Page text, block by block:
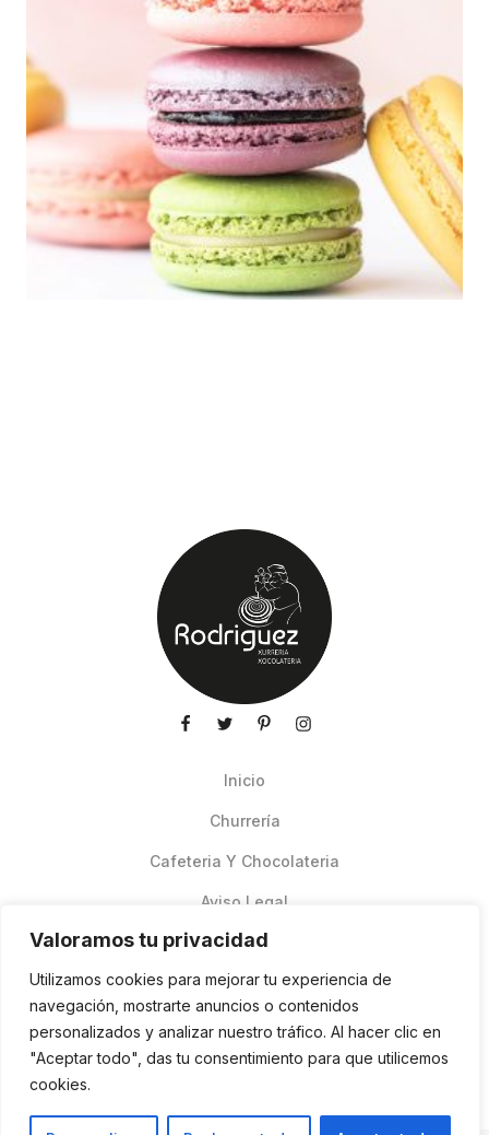
Valoramos tu privacidad
Utilizamos cookies para mejorar tu experiencia de
navegación, mostrarte anuncios o contenidos
personalizados y analizar nuestro tráfico. Al hacer clic en
"Aceptar todo", das tu consentimiento para que utilicemos
cookies.
Inicio
Churrería
Cafeteria Y Chocolateria
Aviso Legal
Pedidos Online Glovo
Contacto